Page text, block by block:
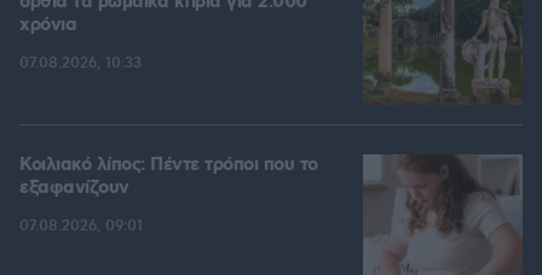
χρόνια
07.08.2026, 10:33
Κοιλιακό λίπος: Πέντε τρόποι που το
εξαφανίζουν
07.08.2026, 09:01